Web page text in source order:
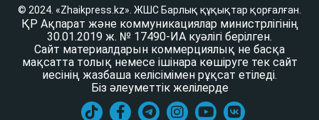
© 2024. «Zhaikpress.kz». ЖШС Барлық құқықтар қорғалған.
ҚР Ақпарат және коммуникациялар министрлігінің
30.01.2019 ж. № 17490-ИА куәлігі берілген.
Сайт материалдарын коммерциялық не басқа
мақсатта толық немесе ішінара көшіруге тек сайт
иесінің жазбаша келісімімен рұқсат етіледі.
Біз әлеуметтік желілерде